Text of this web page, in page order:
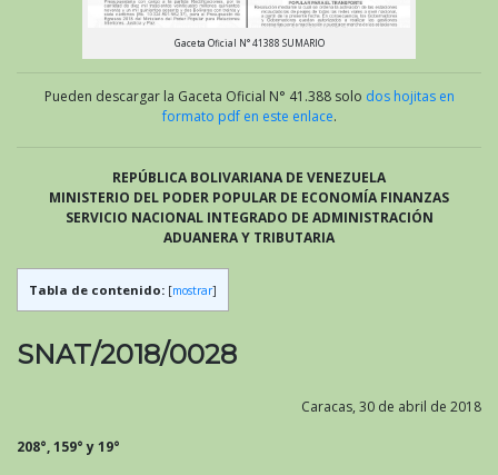
Gaceta Oficial N° 41388 SUMARIO
Pueden descargar la Gaceta Oficial N° 41.388 solo dos hojitas en
formato pdf en este enlace.
REPÚBLICA BOLIVARIANA DE VENEZUELA
MINISTERIO DEL PODER POPULAR DE ECONOMÍA FINANZAS
SERVICIO NACIONAL INTEGRADO DE ADMINISTRACIÓN
ADUANERA Y TRIBUTARIA
Tabla de contenido: [mostrar]
SNAT/2018/0028
Caracas, 30 de abril de 2018
208°, 159° y 19°